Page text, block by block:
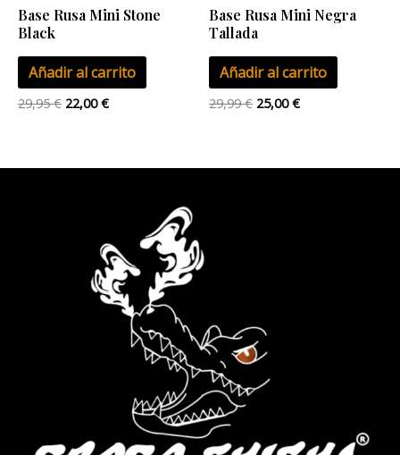
Base Rusa Mini Stone
Black
Añadir al carrito
29,95€ 22,00€
Base Rusa Mini Negra
Tallada
Añadir al carrito
29,99€ 25,00€